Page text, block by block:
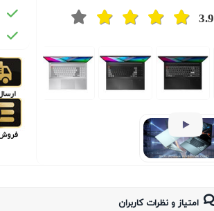
3.9
Next
امتیاز و نظرات کاربران